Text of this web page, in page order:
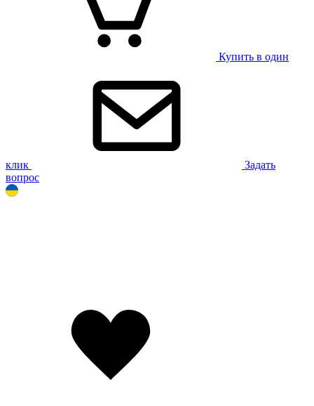
Купить в один
клик
Задать
вопрос